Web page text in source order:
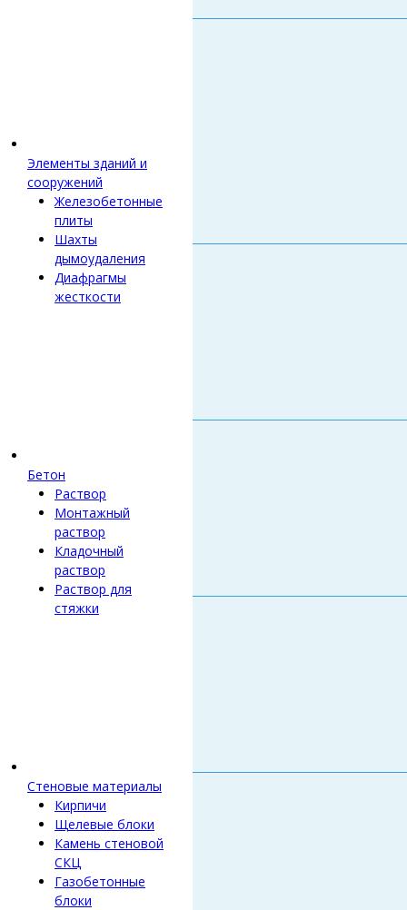
Элементы зданий и
сооружений
Железобетонные
плиты
Шахты
дымоудаления
Диафрагмы
жесткости
Бетон
Раствор
Монтажный
раствор
Кладочный
раствор
Раствор для
стяжки
Стеновые материалы
Кирпичи
Щелевые блоки
Камень стеновой
СКЦ
Газобетонные
блоки